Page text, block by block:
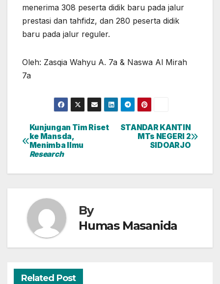
menerima 308 peserta didik baru pada jalur
prestasi dan tahfidz, dan 280 peserta didik
baru pada jalur reguler.
Oleh: Zasqia Wahyu A. 7a & Naswa Al Mirah
7a
Navigasi
pos
STANDAR KANTIN
MTs NEGERI 2
SIDOARJO
Kunjungan Tim Riset
ke Mansda,
Menimba Ilmu
Research
By
Humas Masanida
Related Post